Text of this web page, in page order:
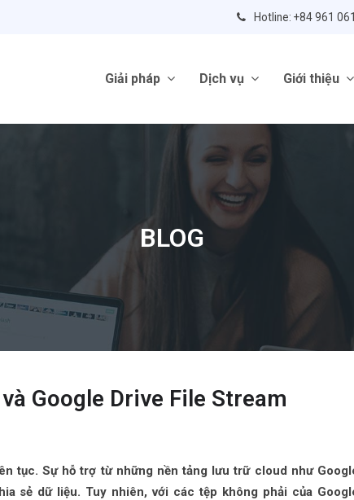
Hotline: +84 961
Giải pháp Dịch vụ Giới thiệu
BLOG
Google Drive File Stream
tục. Sự hỗ trợ từ những nền tảng lưu trữ cloud như
sẻ dữ liệu. Tuy nhiên, với các tệp không phải của